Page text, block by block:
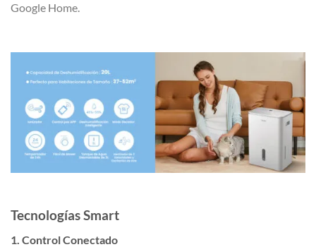
Google Home.
Tecnologías Smart
1. Control Conectado